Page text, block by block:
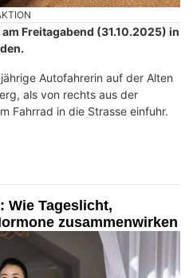
Freitagabend (31.10.2025) in
Autofahrerin auf der Alten
als von rechts aus der
Fahrrad in die Strasse einfuhr.
Wie Tageslicht,
zusammenwirken